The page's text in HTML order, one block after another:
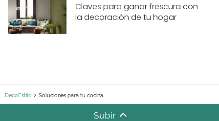
Claves para ganar frescura con
la decoración de tu hogar
DecoEstilo Soluciones para tu cocina
Subir